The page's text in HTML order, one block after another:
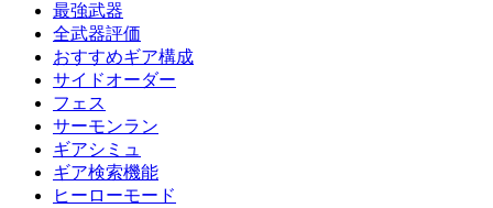
最強武器
全武器評価
おすすめギア構成
サイドオーダー
フェス
サーモンラン
ギアシミュ
ギア検索機能
ヒーローモード